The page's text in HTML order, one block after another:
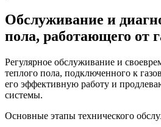
Обслуживание и
пола, работающего от
Регулярное обслуживание и
теплого пола, подключенного к
его эффективную работу и
системы.
Основные этапы технического